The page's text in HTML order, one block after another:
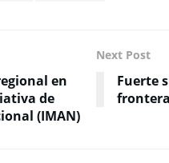
en
de
(IMAN)
Next Post
Fuerte